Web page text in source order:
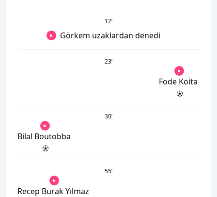
12’
Görkem uzaklardan denedi
23’
Fode Koita
30’
Bilal Boutobba
55’
Recep Burak Yılmaz